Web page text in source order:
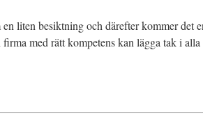
liten besiktning och därefter kommer det
med rätt kompetens kan lägga tak i